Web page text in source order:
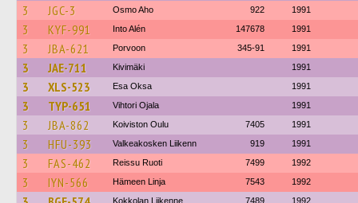
3 JGC-3 Osmo Aho 922 1991
3 KYF-991 Into Alén 147678 1991
3 JBA-621 Porvoon 345-91 1991
3 JAE-711 Kivimäki 1991
3 XLS-523 Esa Oksa 1991
3 TYP-651 Vihtori Ojala 1991
3 JBA-862 Koiviston Oulu 7405 1991
3 HFU-393 Valkeakosken Liikenn 919 1991
3 FAS-462 Reissu Ruoti 7499 1992
3 IYN-566 Hämeen Linja 7543 1992
Kokkolan Liikenne 7489 1992